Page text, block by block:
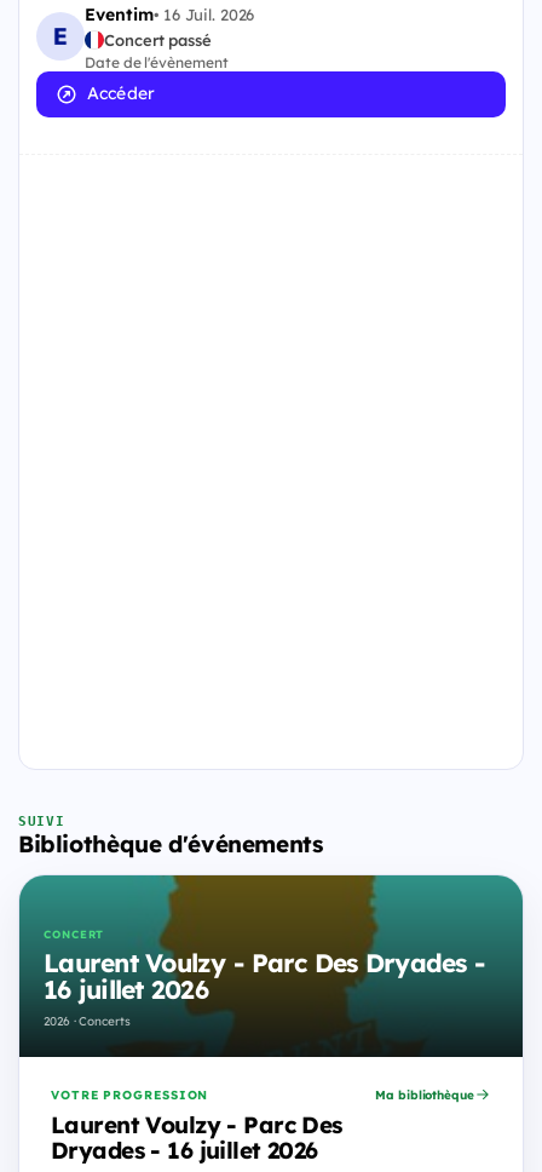
Eventim• 16 Juil. 2026
Concert passé
Date de l'évènement
Accéder
SUIVI
Bibliothèque d'événements
CONCERT
Laurent Voulzy - Parc Des Dryades -
16 juillet 2026
2026 · Concerts
VOTRE PROGRESSION
Laurent Voulzy - Parc Des
Dryades - 16 juillet 2026
Ma bibliothèque